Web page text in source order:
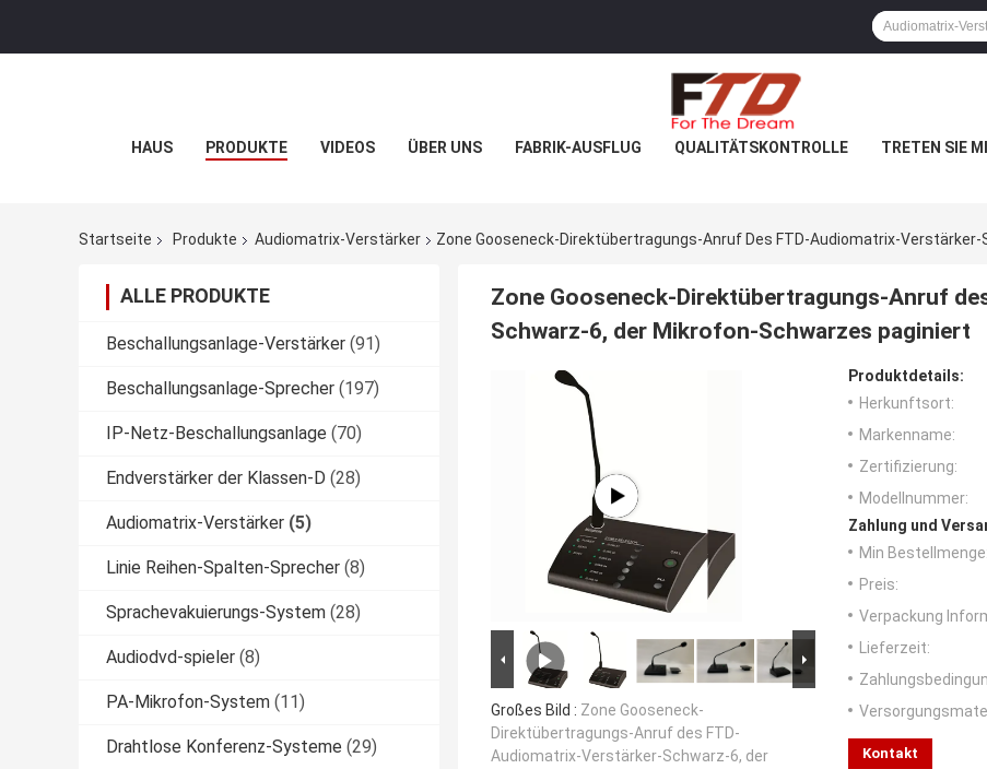
HAUS PRODUKTE VIDEOS ÜBER UNS FABRIK-AUSFLUG QUALITÄTSKONTROLLE TRETEN SIE
Startseite Produkte Audiomatrix-Verstärker Zone Gooseneck-Direktübertragungs-Anruf Des FTD-Audiomatrix-
ALLE PRODUKTE
Beschallungsanlage-Verstärker (91)
Beschallungsanlage-Sprecher (197)
IP-Netz-Beschallungsanlage (70)
Endverstärker der Klassen-D (28)
Audiomatrix-Verstärker (5)
Linie Reihen-Spalten-Sprecher (8)
Sprachevakuierungs-System (28)
Audiodvd-spieler (8)
PA-Mikrofon-System (11)
Drahtlose Konferenz-Systeme (29)
Zone Gooseneck-Direktübertragungs-Anruf
Schwarz-6, der Mikrofon-Schwarzes paginiert
Großes Bild : Zone Gooseneck-
Direktübertragungs-Anruf des FTD-
Audiomatrix-Verstärker-Schwarz-6, der
Produktdetails:
Herkunftsort:
Markenname:
Zertifizierung:
Modellnummer:
Zahlung und
Min Bestellmenge:
Preis:
Verpackung
Lieferzeit:
Kontakt